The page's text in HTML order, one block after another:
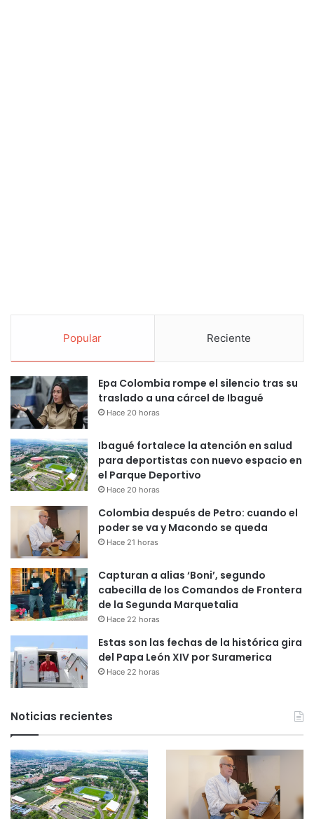
Popular Reciente
Epa Colombia rompe el silencio tras su
traslado a una cárcel de Ibagué
Hace 20 horas
Ibagué fortalece la atención en salud
para deportistas con nuevo espacio en
el Parque Deportivo
Hace 20 horas
Colombia después de Petro: cuando el
poder se va y Macondo se queda
Hace 21 horas
Capturan a alias ‘Boni’, segundo
cabecilla de los Comandos de Frontera
de la Segunda Marquetalia
Hace 22 horas
Estas son las fechas de la histórica gira
del Papa León XIV por Suramerica
Hace 22 horas
Noticias recientes